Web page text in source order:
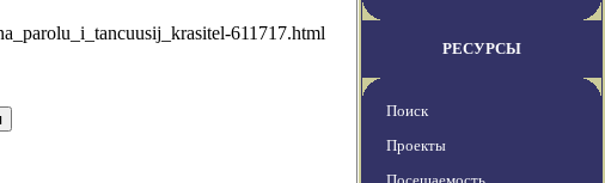
611717.html
РЕСУРСЫ
Поиск
Проекты